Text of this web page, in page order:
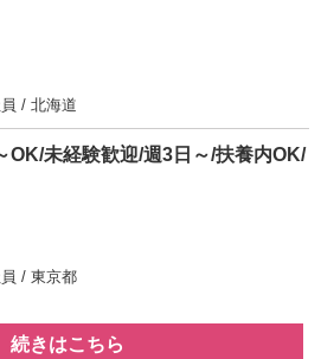
/ 北海道
OK/未経験歓迎/週3日～/扶養内OK/
/ 東京都
続きはこちら